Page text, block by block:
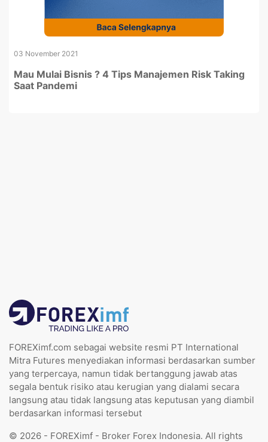
03 November 2021
Mau Mulai Bisnis ? 4 Tips Manajemen Risk Taking
Saat Pandemi
FOREXimf.com sebagai website resmi PT International
Mitra Futures menyediakan informasi berdasarkan sumber
yang terpercaya, namun tidak bertanggung jawab atas
segala bentuk risiko atau kerugian yang dialami secara
langsung atau tidak langsung atas keputusan yang diambil
berdasarkan informasi tersebut
© 2026 - FOREXimf - Broker Forex Indonesia. All rights